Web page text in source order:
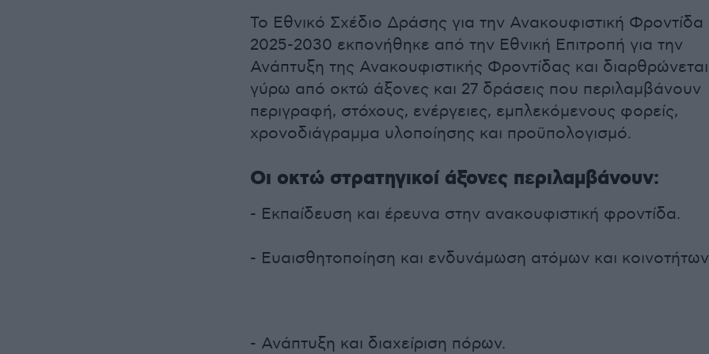
Το Εθνικό Σχέδιο Δράσης για την Ανακουφιστική Φροντίδα
2025-2030 εκπονήθηκε από την Εθνική Επιτροπή για την
Ανάπτυξη της Ανακουφιστικής Φροντίδας και διαρθρώνεται
γύρω από οκτώ άξονες και 27 δράσεις που περιλαμβάνουν
περιγραφή, στόχους, ενέργειες, εμπλεκόμενους φορείς,
χρονοδιάγραμμα υλοποίησης και προϋπολογισμό.
Οι οκτώ στρατηγικοί άξονες περιλαμβάνουν:
- Εκπαίδευση και έρευνα στην ανακουφιστική φροντίδα.
- Ευαισθητοποίηση και ενδυνάμωση ατόμων και
- Ανάπτυξη και διαχείριση πόρων.